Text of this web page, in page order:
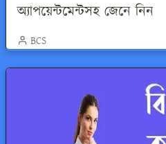
অ্যাপয়েন্টমেন্টসহ জেনে নিন
BCS